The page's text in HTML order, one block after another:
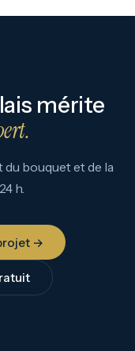
mérite
bouquet et de la
h.
→